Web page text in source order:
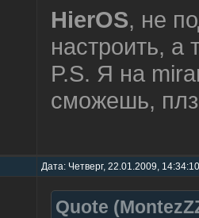
HierOS, не
настроить, а
P.S. Я на
сможешь,
Дата: Четверг, 22.01.2009,
Quote (